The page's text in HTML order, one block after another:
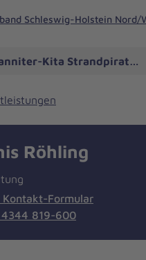
Schleswig-Holstein Nord/
Kita Strandpiraten,
Röhling
Kontakt-Formular
819-600